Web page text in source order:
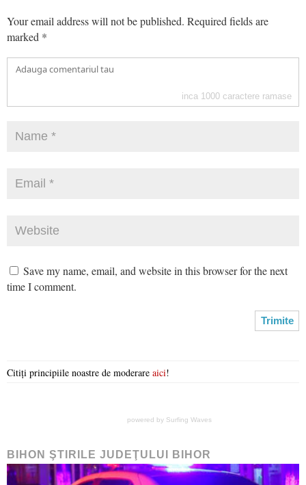
Your email address will not be published. Required fields are
marked *
inca 1000 caractere ramase
Save my name, email, and website in this browser for the next
time I comment.
Citiți principiile noastre de moderare aici!
powered by Surfing Waves
BIHON ŞTIRILE JUDEŢULUI BIHOR